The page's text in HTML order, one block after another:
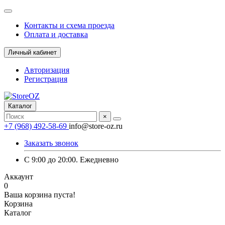
Контакты и схема проезда
Оплата и доставка
Личный кабинет
Авторизация
Регистрация
Каталог
×
+7 (968) 492-58-69 info@store-oz.ru
Заказать звонок
C 9:00 до 20:00. Ежедневно
Аккаунт
0
Ваша корзина пуста!
Корзина
Каталог